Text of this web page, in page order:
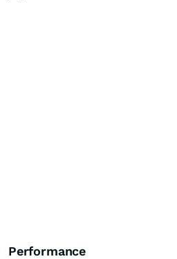
Performance